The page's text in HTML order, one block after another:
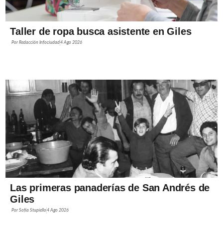
Taller de ropa busca asistente en Giles
PorRedacción Infociudad4 Ago 2026
Las primeras panaderías de San Andrés de
Giles
PorSofía Stupiello4 Ago 2026